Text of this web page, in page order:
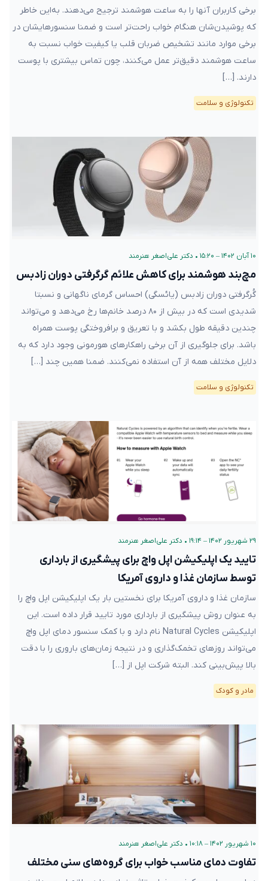
برخی کاربران آنها را به ساعت هوشمند ترجیح می‌دهند. به‌این خاطر
که پوشیدن‌شان هنگام خواب راحت‌تر است و ضمنا سنسورهایشان در
برخی موارد مانند تشخیص ضربان قلب یا کیفیت خواب نسبت به
ساعت هوشمند دقیق‌تر عمل می‌کنند، چون تماس بیشتری با پوست
دارند. […]
تکنولوژی و سلامت
۱۰ آبان ۱۴۰۲ – ۱۵:۲۰ • دکتر علی‌اصغر هنرمند
مچ‌بند هوشمند برای کاهش علائم گرگرفتی دوران زادبس
گُرگرفتی دوران زادبس (یائسگی) احساس گرمای ناگهانی و نسبتا
شدیدی است که در بیش از ۸۰ درصد خانم‌ها رخ می‌دهد و می‌تواند
چندین دقیقه طول بکشد و با تعریق و برافروختگی پوست همراه
باشد. برای جلوگیری از آن برخی راهکارهای هورمونی وجود دارد که به
دلایل مختلف همه از آن استفاده نمی‌کنند. ضمنا همین چند […]
تکنولوژی و سلامت
۲۹ شهریور ۱۴۰۲ – ۱۹:۱۴ • دکتر علی‌اصغر هنرمند
تایید یک اپلیکیشن اپل واچ برای پیشگیری از بارداری
توسط سازمان غذا و داروی آمریکا
سازمان غذا و داروی آمریکا برای نخستین بار یک اپلیکیشن اپل واچ را
به عنوان روش پیشگیری از بارداری مورد تایید قرار داده است. این
اپلیکیشن Natural Cycles نام دارد و با کمک سنسور دمای اپل واچ
می‌تواند روزهای تخمک‌گذاری و در نتیجه زمان‌های باروری را با دقت
بالا پیش‌بینی کند. البته شرکت اپل از […]
مادر و کودک
۱۰ شهریور ۱۴۰۲ – ۱۰:۱۸ • دکتر علی‌اصغر هنرمند
تفاوت دمای مناسب خواب برای گروه‌های سنی مختلف